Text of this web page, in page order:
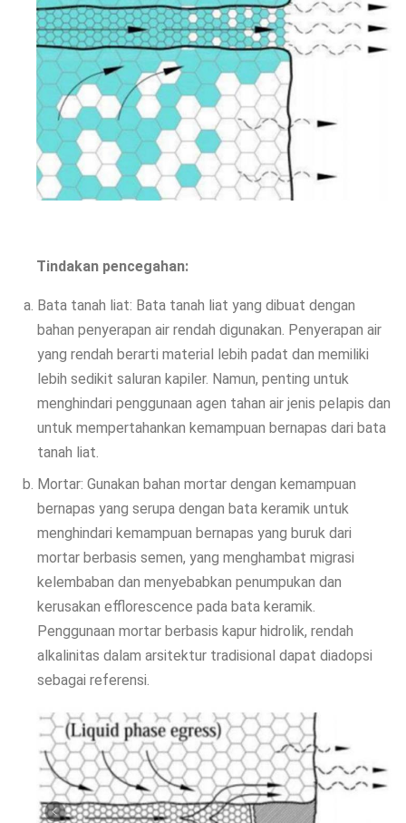
Tindakan pencegahan:
Bata tanah liat: Bata tanah liat yang dibuat dengan
bahan penyerapan air rendah digunakan. Penyerapan air
yang rendah berarti material lebih padat dan memiliki
lebih sedikit saluran kapiler. Namun, penting untuk
menghindari penggunaan agen tahan air jenis pelapis dan
untuk mempertahankan kemampuan bernapas dari bata
tanah liat.
Mortar: Gunakan bahan mortar dengan kemampuan
bernapas yang serupa dengan bata keramik untuk
menghindari kemampuan bernapas yang buruk dari
mortar berbasis semen, yang menghambat migrasi
kelembaban dan menyebabkan penumpukan dan
kerusakan efflorescence pada bata keramik.
Penggunaan mortar berbasis kapur hidrolik, rendah
alkalinitas dalam arsitektur tradisional dapat diadopsi
sebagai referensi.